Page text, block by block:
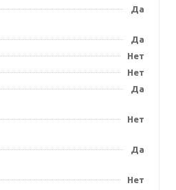
Да
Да
Нет
Нет
Да
Нет
Да
Нет